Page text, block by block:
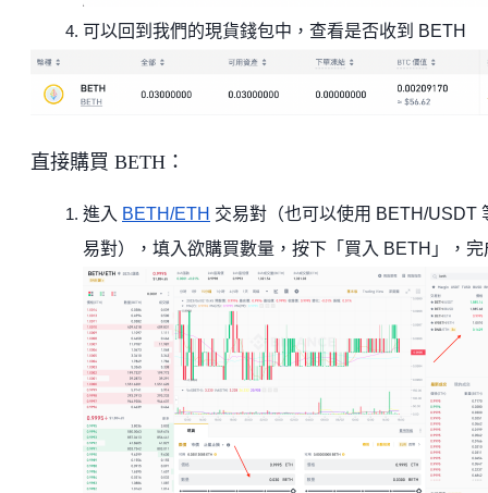
可以回到我們的現貨錢包中，查看是否收到 BETH
直接購買 BETH：
進入 BETH/ETH 交易對（也可以使用 BETH/USDT
易對），填入欲購買數量，按下「買入 BETH」，完